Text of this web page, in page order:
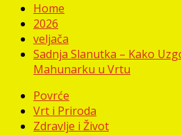
Home
2026
veljača
Sadnja Slanutka – Kako
Mahunarku u Vrtu
Povrće
Vrt i Priroda
Zdravlje i Život